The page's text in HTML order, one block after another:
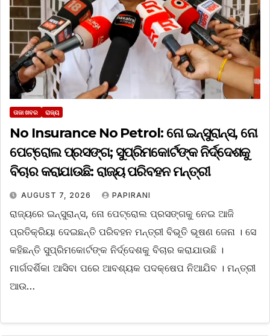
ତାଜା ଖବର ରାଜ୍ୟ
No Insurance No Petrol: ନୋ ଇନ୍‌ସୁରାନ୍ସ, ନୋ
ପେଟ୍ରୋଲ ପ୍ରସଙ୍ଗ; ସୁପ୍ରିମକୋର୍ଟଙ୍କ ନିର୍ଦ୍ଦେଶକୁ
ବିଚାର କରାଯାଉଛି: ରାଜ୍ୟ ପରିବହନ ମନ୍ତ୍ରୀ
AUGUST 7, 2026 PAPIRANI
ରାଜ୍ୟରେ ଇନ୍‌ସୁରାନ୍ସ, ନୋ ପେଟ୍ରୋଲ ପ୍ରସଙ୍ଗକୁ ନେଇ ଆଜି
ପ୍ରତିକ୍ରିୟା ଦେଇଛନ୍ତି ପରିବହନ ମନ୍ତ୍ରୀ ବିଭୂତି ଭୂଷଣ ଜେନା । ସେ
କହିଛନ୍ତି ସୁପ୍ରିମକୋର୍ଟଙ୍କ ନିର୍ଦ୍ଦେଶକୁ ବିଚାର କରାଯାଉଛି ।
ମାର୍ଗଦର୍ଶିକା ଆସିବା ପରେ ଆବଶ୍ୟକ ପଦକ୍ଷେପ ନିଆଯିବ । ମନ୍ତ୍ରୀ
ଆଉ…